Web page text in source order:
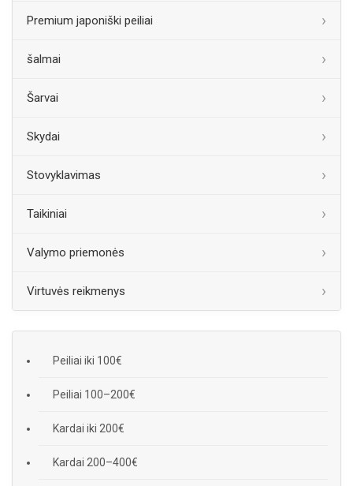
Premium japoniški peiliai
šalmai
Šarvai
Skydai
Stovyklavimas
Taikiniai
Valymo priemonės
Virtuvės reikmenys
Peiliai iki 100€
Peiliai 100–200€
Kardai iki 200€
Kardai 200–400€